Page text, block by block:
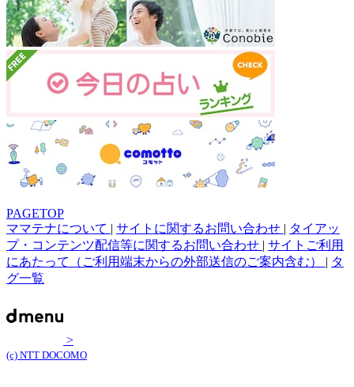
PAGETOP
ママテナについて | サイトに関するお問い合わせ | タイアッ
プ・コンテンツ配信等に関するお問い合わせ | サイトご利用
にあたって（ご利用端末からの外部送信のご案内含む） | タ
グ一覧
>
(c) NTT DOCOMO